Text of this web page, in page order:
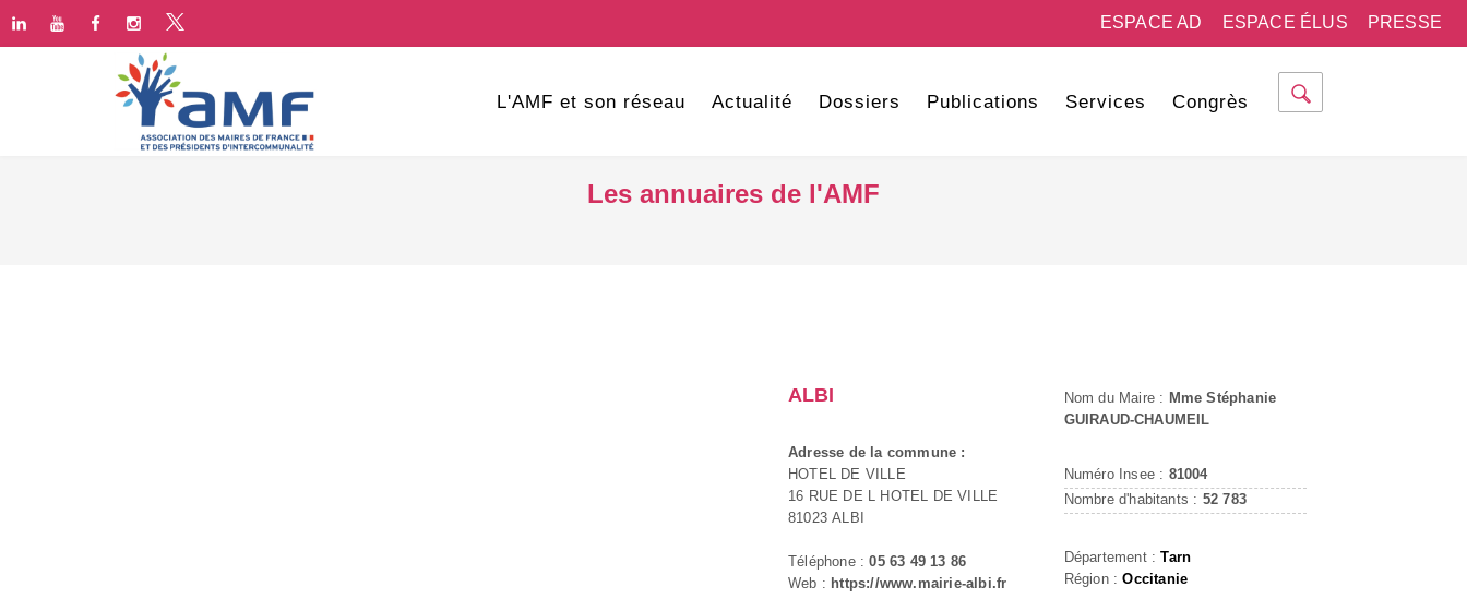
PRESSE
ESPACE ÉLUS
ESPACE AD
L'AMF et son réseau Actualité Dossiers Publications Services Congrès
Les annuaires de l'AMF
ALBI
Adresse de la commune :
HOTEL DE VILLE
16 RUE DE L HOTEL DE VILLE
81023 ALBI
Téléphone :05 63 49 13 86
Web : https://www.mairie-albi.fr
Nom du Maire : Mme Stéphanie
GUIRAUD-CHAUMEIL
Numéro Insee : 81004
Nombre d'habitants : 52 783
Département :Tarn
Région :Occitanie